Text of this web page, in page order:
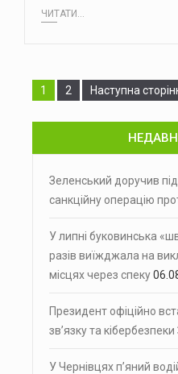
ЧИТАТИ...
Сторінка
1 Сторінка
2 Наступна
Зеленський доручив
санкційну операцію
У липні буковинська
разів виїжджала на
місцях через спеку
Президент офіційно
зв’язку та
У Чернівцях п’яний